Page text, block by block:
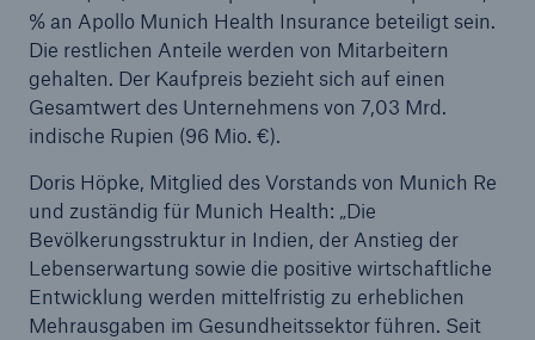
% an Apollo Munich Health Insurance beteiligt sein.
Die restlichen Anteile werden von Mitarbeitern
gehalten. Der Kaufpreis bezieht sich auf einen
Gesamtwert des Unternehmens von 7,03 Mrd.
indische Rupien (96 Mio. €).
Doris Höpke, Mitglied des Vorstands von Munich Re
und zuständig für Munich Health: „Die
Bevölkerungsstruktur in Indien, der Anstieg der
Lebenserwartung sowie die positive wirtschaftliche
Entwicklung werden mittelfristig zu erheblichen
Mehrausgaben im Gesundheitssektor führen. Seit